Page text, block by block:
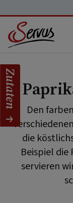
Den
die
Beispiel die
servieren
Zutaten